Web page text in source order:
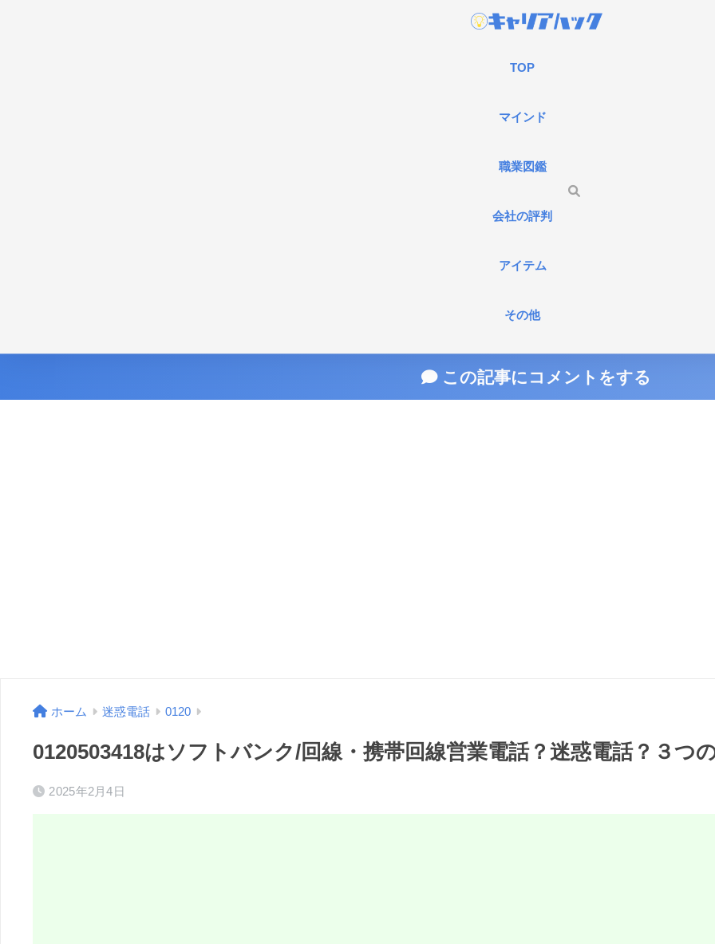
TOP
マインド
職業図鑑
会社の評判
アイテム
その他
この記事にコメントをする
ホーム 迷惑電話 0120
0120503418はソフトバンク/回線・携帯回線営業電話？迷惑電話？３つ
2025年2月4日